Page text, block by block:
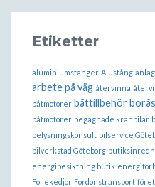
Etiketter
aluminiumstänger Alustång
arbete på väg återvinna
båtmotorer båttillbehör borås
båtmotorer begagnade kranbilar
belysningskonsult bilservice
bilverkstad Göteborg
energibesiktning butik
Foliekedjor Fordonstransport